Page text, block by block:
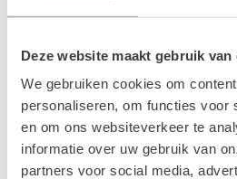
Deze website maakt gebruik van
We gebruiken cookies om
personaliseren, om functies voor
en om ons websiteverkeer te
informatie over uw gebruik van
partners voor social media,